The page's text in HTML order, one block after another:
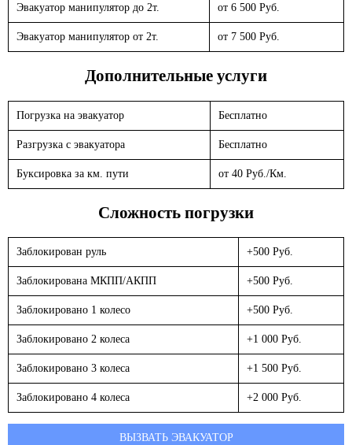
Эвакуатор манипулятор до 2т. от 6 500 Руб.
Эвакуатор манипулятор от 2т. от 7 500 Руб.
Дополнительные услуги
Погрузка на эвакуатор Бесплатно
Разгрузка с эвакуатора Бесплатно
Буксировка за км. пути от 40 Руб./Км.
Сложность погрузки
Заблокирован руль +500 Руб.
Заблокирована МКПП/АКПП +500 Руб.
Заблокировано 1 колесо +500 Руб.
Заблокировано 2 колеса +1 000 Руб.
Заблокировано 3 колеса +1 500 Руб.
Заблокировано 4 колеса +2 000 Руб.
ВЫЗВАТЬ ЭВАКУАТОР